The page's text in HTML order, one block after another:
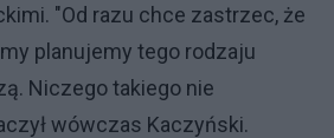
"Od razu chce zastrzec, że
planujemy tego rodzaju
Niczego takiego nie
wówczas Kaczyński.